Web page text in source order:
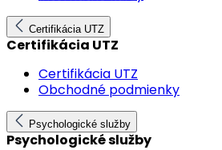
Certifikácia UTZ
Certifikácia UTZ
Certifikácia UTZ
Obchodné podmienky
Psychologické služby
Psychologické služby